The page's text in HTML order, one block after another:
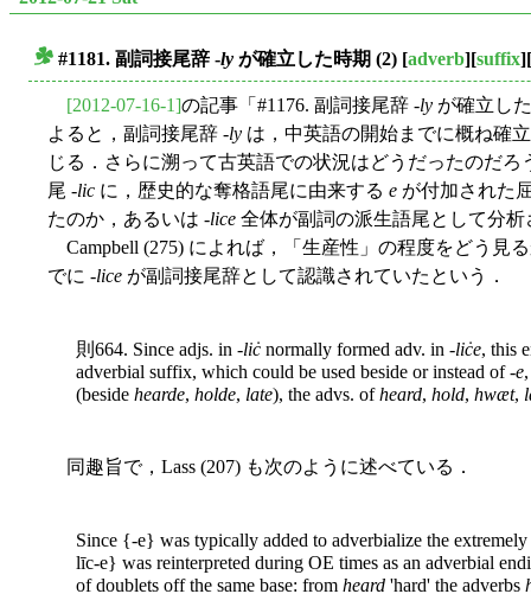
#1181. 副詞接尾辞 -ly が確立した時期 (2) [adverb][suffix][
[2012-07-16-1]の記事「#1176. 副詞接尾辞 -ly が確立し
よると，副詞接尾辞 -ly は，中英語の開始までに概ね確
じる．さらに溯って古英語での状況はどうだったのだろ
尾 -lic に，歴史的な奪格語尾に由来する e が付加された
たのか，あるいは -lice 全体が副詞の派生語尾として分
Campbell (275) によれば，「生産性」の程度をどう見
でに -lice が副詞接尾辞として認識されていたという．
則664. Since adjs. in -liċ normally formed adv. in -liċe, this
adverbial suffix, which could be used beside or instead of -e
(beside hearde, holde, late), the advs. ofheard, hold, hwæt,
同趣旨で，Lass (207) も次のように述べている．
Since {-e} was typically added to adverbialize the
līc-e} was reinterpreted during OE times as an adverbial
of doublets off the same base: from heard 'hard' the adverbs